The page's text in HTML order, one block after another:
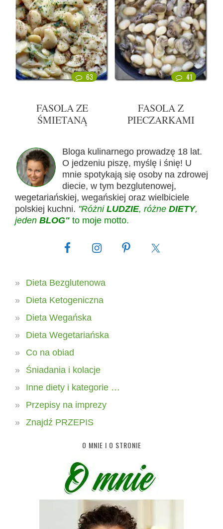
63
FASOLA ZE
ŚMIETANĄ
41
FASOLA Z
PIECZARKAMI
Bloga kulinarnego prowadzę 18 lat.
O jedzeniu piszę, myślę i śnię! U
mnie spotykają się osoby na zdrowej
diecie, w tym bezglutenowej,
wegetariańskiej, wegańskiej oraz wielbiciele
polskiej kuchni. "Różni LUDZIE, różne DIETY,
jeden BLOG" to moje motto.
Dieta Bezglutenowa
Dieta Ketogeniczna
Dieta Wegańska
Dieta Wegetariańska
Co na obiad
Śniadania i kolacje
Inne diety i kategorie …
Przepisy na imprezy
Znajdź PRZEPIS
O MNIE I O STRONIE